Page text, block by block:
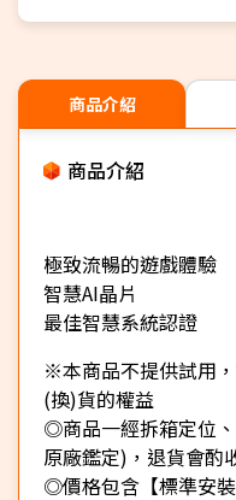
商品介紹
商品介紹
極致流暢的遊戲體驗
智慧AI晶片
最佳智慧系統認證
※本商品不提供試用
(換)貨的權益
◎商品一經拆箱定位
原廠鑑定)，退貨會酌
◎價格包含【標準安裝